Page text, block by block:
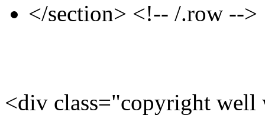
</section> <!-- /.row -->
<div class="copyright well